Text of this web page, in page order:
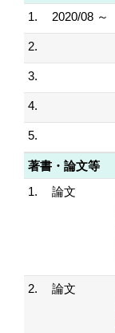
1.
2020/08 ～
2.
3.
4.
5.
著書・論文等
1.
論文
2. 論文